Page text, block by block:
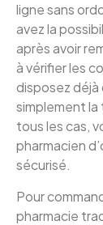
ligne sans
avez la
après avoir
à vérifier les
disposez déjà
simplement
tous les cas,
pharmacien
sécurisé.
Pour
pharmacie